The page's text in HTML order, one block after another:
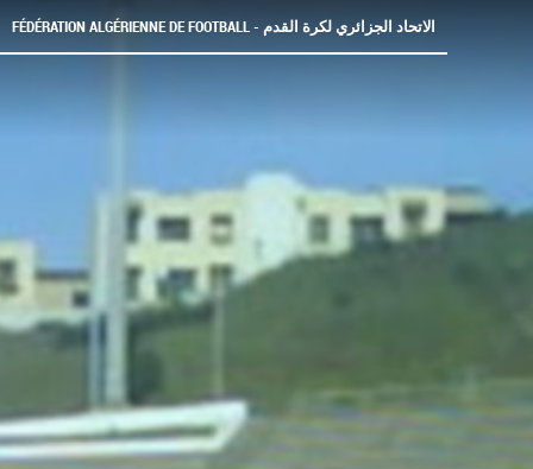
FÉDÉRATION ALGÉRIENNE DE FOOTBALL - الاتحاد الجزائري لكرة القدم